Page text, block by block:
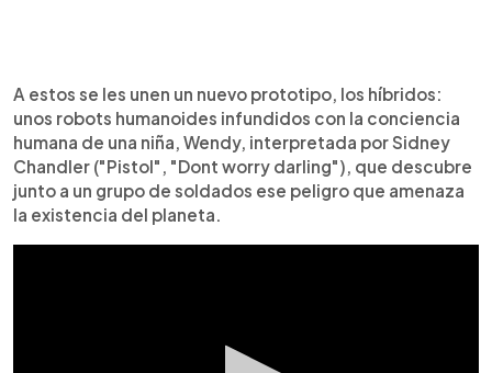
A estos se les unen un nuevo prototipo, los híbridos:
unos robots humanoides infundidos con la conciencia
humana de una niña, Wendy, interpretada por Sidney
Chandler ("Pistol", "Dont worry darling"), que descubre
junto a un grupo de soldados ese peligro que amenaza
la existencia del planeta.